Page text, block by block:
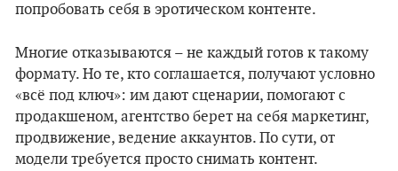
попробовать себя в эротическом контенте.
Многие отказываются – не каждый готов к такому
формату. Но те, кто соглашается, получают условно
«всё под ключ»: им дают сценарии, помогают с
продакшеном, агентство берет на себя маркетинг,
продвижение, ведение аккаунтов. По сути, от
модели требуется просто снимать контент.